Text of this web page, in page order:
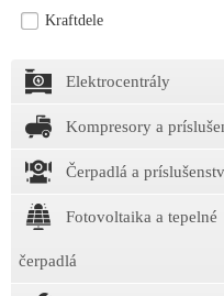
Kraftdele
Elektrocentrály
Kompresory a
Čerpadlá a
Fotovoltaika a tepelné
čerpadlá